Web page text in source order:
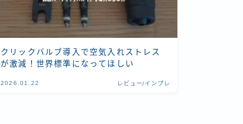
クリックバルブ導入で空気入れストレス
が激減！世界標準になってほしい
2026.01.22 レビュー/インプレ